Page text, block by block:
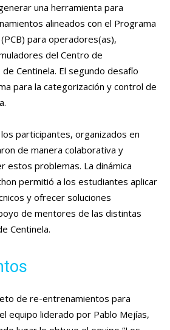
una herramienta para
alineados con el Programa
para operadores(as),
del Centro de
Centinela. El segundo desafío
para la categorización y control de
participantes, organizados en
de manera colaborativa y
estos problemas. La dinámica
permitió a los estudiantes aplicar
y ofrecer soluciones
de mentores de las distintas
Centinela.
de re-entrenamientos para
equipo liderado por Pablo Mejías,